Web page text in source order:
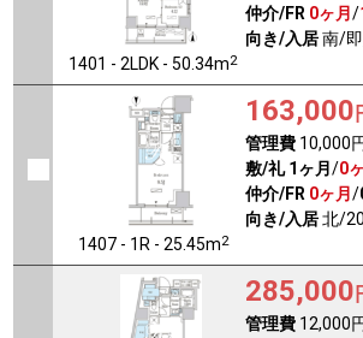
1401 - 2LDK - 50.34m2
仲介/FR 0ヶ月 /
向き/入居南/
1407 - 1R - 25.45m2
163,000
管理費10,000
敷/礼 1ヶ月 /0
仲介/FR 0ヶ月 /
向き/入居北/
285,000
管理費12,000